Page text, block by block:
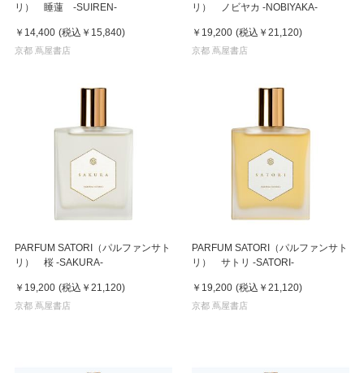
リ） 睡蓮 -SUIREN-
￥14,400 (税込 ￥15,840)
京都 蔦屋書店
リ） ノビヤカ -NOBIYAKA-
￥19,200 (税込 ￥21,120)
京都 蔦屋書店
PARFUM SATORI（パルファンサト
リ） 桜 -SAKURA-
￥19,200 (税込 ￥21,120)
京都 蔦屋書店
PARFUM SATORI（パルファンサト
リ） サトリ -SATORI-
￥19,200 (税込 ￥21,120)
京都 蔦屋書店